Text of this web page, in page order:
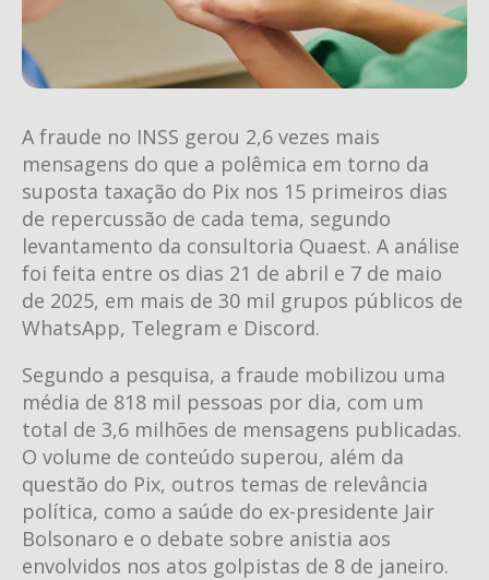
A fraude no INSS gerou 2,6 vezes mais
mensagens do que a polêmica em torno da
suposta taxação do Pix nos 15 primeiros dias
de repercussão de cada tema, segundo
levantamento da consultoria Quaest. A análise
foi feita entre os dias 21 de abril e 7 de maio
de 2025, em mais de 30 mil grupos públicos de
WhatsApp, Telegram e Discord.
Segundo a pesquisa, a fraude mobilizou uma
média de 818 mil pessoas por dia, com um
total de 3,6 milhões de mensagens publicadas.
O volume de conteúdo superou, além da
questão do Pix, outros temas de relevância
política, como a saúde do ex-presidente Jair
Bolsonaro e o debate sobre anistia aos
envolvidos nos atos golpistas de 8 de janeiro.